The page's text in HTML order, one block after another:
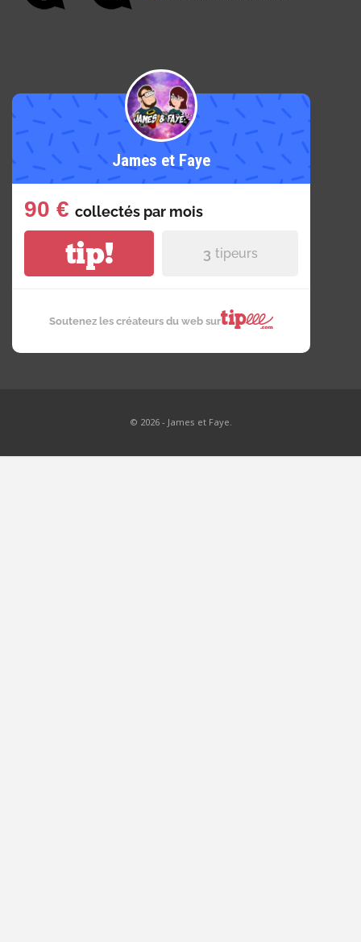
James et Faye
90 € collectés par mois
tip! 3 tipeurs
Soutenez les créateurs du web sur
© 2026 - James et Faye.